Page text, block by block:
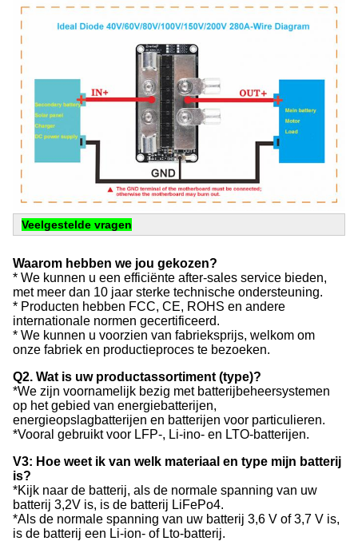
Veelgestelde vragen
Waarom hebben we jou gekozen?
* We kunnen u een efficiënte after-sales service bieden,
met meer dan 10 jaar sterke technische ondersteuning.
* Producten hebben FCC, CE, ROHS en andere
internationale normen gecertificeerd.
* We kunnen u voorzien van fabrieksprijs, welkom om
onze fabriek en productieproces te bezoeken.
Q2. Wat is uw productassortiment (type)?
*We zijn voornamelijk bezig met batterijbeheersystemen
op het gebied van energiebatterijen,
energieopslagbatterijen en batterijen voor particulieren.
*Vooral gebruikt voor LFP-, Li-ino- en LTO-batterijen.
V3: Hoe weet ik van welk materiaal en type mijn batterij
is?
*Kijk naar de batterij, als de normale spanning van uw
batterij 3,2V is, is de batterij LiFePo4.
*Als de normale spanning van uw batterij 3,6 V of 3,7 V is,
is de batterij een Li-ion- of Lto-batterij.